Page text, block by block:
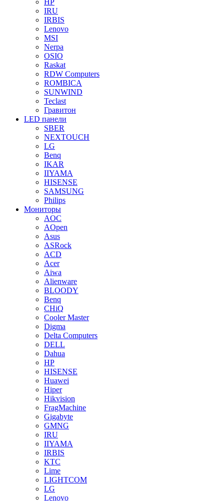
HP
IRU
IRBIS
Lenovo
MSI
Nerpa
OSIO
Raskat
RDW Computers
ROMBICA
SUNWIND
Teclast
Гравитон
LED панели
SBER
NEXTOUCH
LG
Benq
IKAR
IIYAMA
HISENSE
SAMSUNG
Philips
Мониторы
AOC
AOpen
Asus
ASRock
ACD
Acer
Aiwa
Alienware
BLOODY
Benq
CHiQ
Cooler Master
Digma
Delta Computers
DELL
Dahua
HP
HISENSE
Huawei
Hiper
Hikvision
FragMachine
Gigabyte
GMNG
IRU
IIYAMA
IRBIS
KTC
Lime
LIGHTCOM
LG
Lenovo